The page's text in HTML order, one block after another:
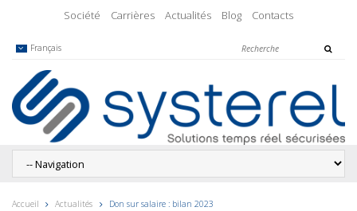
Société Carrières Actualités Blog Contacts
Français
Accueil Actualités Don sur salaire : bilan 2023